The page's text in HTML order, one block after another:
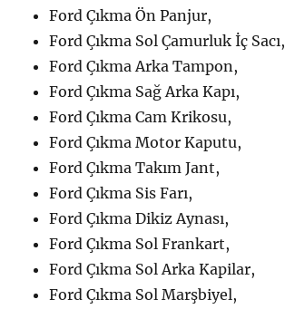
Ford Çıkma Ön Panjur,
Ford Çıkma Sol Çamurluk İç Sacı,
Ford Çıkma Arka Tampon,
Ford Çıkma Sağ Arka Kapı,
Ford Çıkma Cam Krikosu,
Ford Çıkma Motor Kaputu,
Ford Çıkma Takım Jant,
Ford Çıkma Sis Farı,
Ford Çıkma Dikiz Aynası,
Ford Çıkma Sol Frankart,
Ford Çıkma Sol Arka Kapilar,
Ford Çıkma Sol Marşbiyel,